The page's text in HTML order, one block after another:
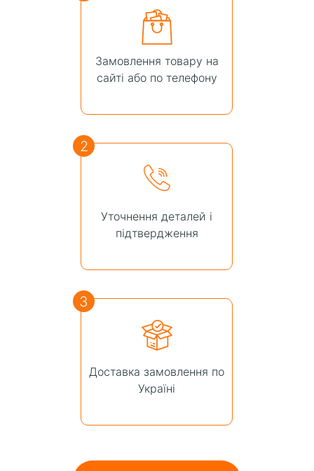
Замовлення товару на
сайті або по телефону
2
Уточнення деталей і
підтвердження
3
Доставка замовлення по
Україні